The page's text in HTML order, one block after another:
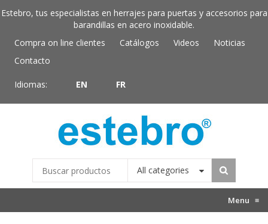
Estebro, tus especialistas en herrajes para puertas y accesorios para
barandillas en acero inoxidable.
Compra on line clientes
Catálogos Videos
Noticias
Contacto
Idiomas: EN FR
All categories
Menu ≡